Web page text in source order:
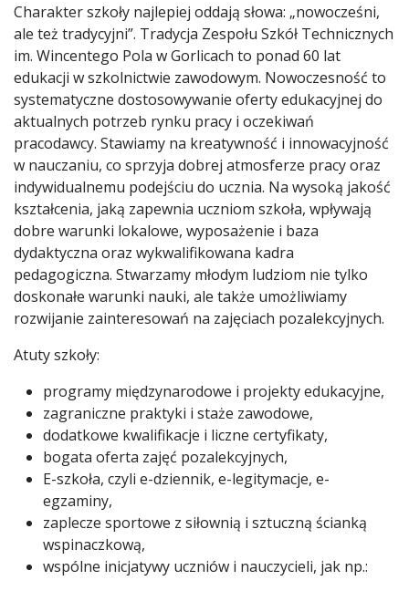
Charakter szkoły najlepiej oddają słowa: „nowocześni,
ale też tradycyjni”. Tradycja Zespołu Szkół Technicznych
im. Wincentego Pola w Gorlicach to ponad 60 lat
edukacji w szkolnictwie zawodowym. Nowoczesność to
systematyczne dostosowywanie oferty edukacyjnej do
aktualnych potrzeb rynku pracy i oczekiwań
pracodawcy. Stawiamy na kreatywność i innowacyjność
w nauczaniu, co sprzyja dobrej atmosferze pracy oraz
indywidualnemu podejściu do ucznia. Na wysoką jakość
kształcenia, jaką zapewnia uczniom szkoła, wpływają
dobre warunki lokalowe, wyposażenie i baza
dydaktyczna oraz wykwalifikowana kadra
pedagogiczna. Stwarzamy młodym ludziom nie tylko
doskonałe warunki nauki, ale także umożliwiamy
rozwijanie zainteresowań na zajęciach pozalekcyjnych.
Atuty szkoły:
programy międzynarodowe i projekty edukacyjne,
zagraniczne praktyki i staże zawodowe,
dodatkowe kwalifikacje i liczne certyfikaty,
bogata oferta zajęć pozalekcyjnych,
E-szkoła, czyli e-dziennik, e-legitymacje, e-
egzaminy,
zaplecze sportowe z siłownią i sztuczną ścianką
wspinaczkową,
wspólne inicjatywy uczniów i nauczycieli, jak np.: